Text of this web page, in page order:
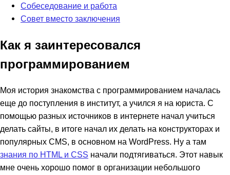
Собеседование и работа
Совет вместо заключения
Как я заинтересовался
программированием
Моя история знакомства с программированием началась
еще до поступления в институт, а учился я на юриста. С
помощью разных источников в интернете начал учиться
делать сайты, в итоге начал их делать на конструкторах и
популярных CMS, в основном на WordPress. Ну а там
знания по HTML и CSS начали подтягиваться. Этот навык
мне очень хорошо помог в организации небольшого